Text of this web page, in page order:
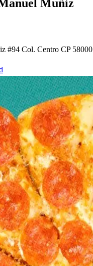
Muñiz
#94 Col. Centro CP 58000